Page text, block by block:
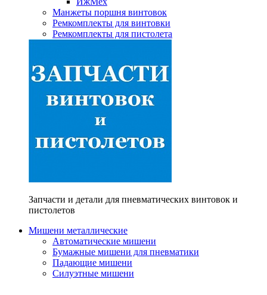
Манжеты поршня винтовок
Ремкомплекты для винтовки
Ремкомплекты для пистолета
Запчасти и детали для пневматических винтовок и
пистолетов
Мишени металлические
Автоматические мишени
Бумажные мишени для пневматики
Падающие мишени
Силуэтные мишени